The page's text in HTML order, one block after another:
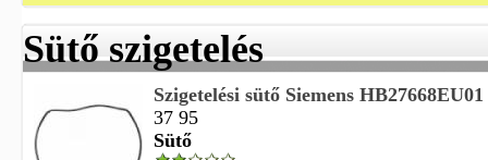
Sütő szigetelés
Szigetelési sütő Siemens HB27668EU01
37 95
Sütő